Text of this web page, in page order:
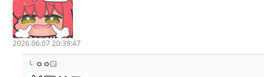
2026.06.07 20:39:47
└ ㅇㅇ